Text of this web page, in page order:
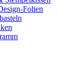
Folien